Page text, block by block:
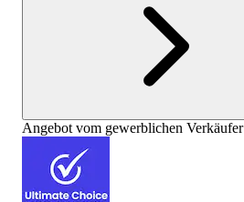
Angebot vom gewerblichen Verkäufer